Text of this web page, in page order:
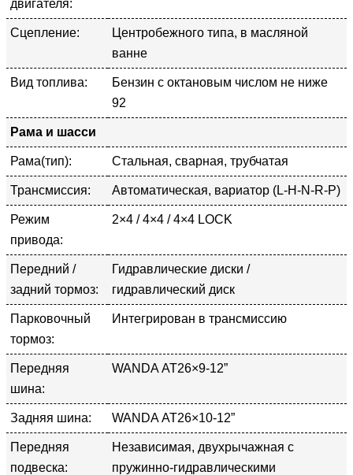
двигателя:
Сцепление:
Центробежного типа, в масляной
ванне
Вид топлива:
Бензин с октановым числом не ниже
92
Рама и шасси
Рама(тип): Стальная, сварная, трубчатая
Трансмиссия: Автоматическая, вариатор (L-H-N-R-P)
Режим
привода:
2×4 / 4×4 / 4×4 LOCK
Передний /
задний тормоз:
Гидравлические диски /
гидравлический диск
Парковочный
тормоз:
Интегрирован в трансмиссию
Передняя
шина:
WANDA АТ26×9-12”
Задняя шина: WANDA АТ26×10-12”
Передняя
подвеска:
Независимая, двухрычажная с
пружинно-гидравлическими